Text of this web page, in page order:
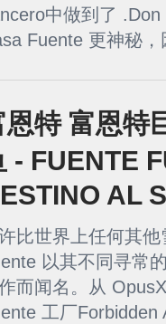
中做到了
Fuente 更神秘
恩特 富恩特
- FUENTE
AL
比世界上任何其
以其不同寻常
而闻名。从
工厂Forbidden